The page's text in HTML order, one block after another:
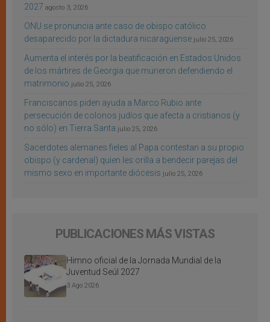
2027 agosto 3, 2026
ONU se pronuncia ante caso de obispo católico
desaparecido por la dictadura nicaragüense julio 25, 2026
Aumenta el interés por la beatificación en Estados Unidos
de los mártires de Georgia que murieron defendiendo el
matrimonio julio 25, 2026
Franciscanos piden ayuda a Marco Rubio ante
persecución de colonos judíos que afecta a cristianos (y
no sólo) en Tierra Santa julio 25, 2026
Sacerdotes alemanes fieles al Papa contestan a su propio
obispo (y cardenal) quien les orilla a bendecir parejas del
mismo sexo en importante diócesis julio 25, 2026
PUBLICACIONES MÁS VISTAS
Himno oficial de la Jornada Mundial de la
Juventud Seúl 2027
3 Ago 2026